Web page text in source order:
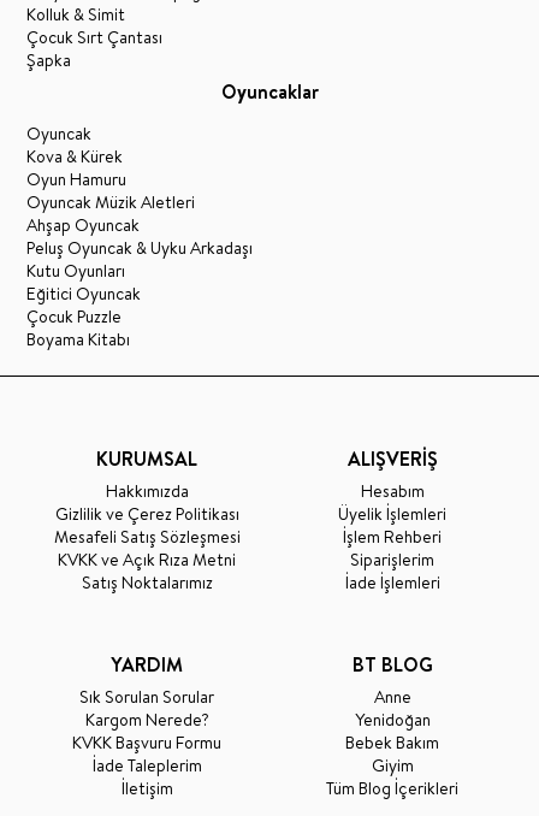
Kolluk & Simit
Çocuk Sırt Çantası
Şapka
Oyuncaklar
Oyuncak
Kova & Kürek
Oyun Hamuru
Oyuncak Müzik Aletleri
Ahşap Oyuncak
Peluş Oyuncak & Uyku Arkadaşı
Kutu Oyunları
Eğitici Oyuncak
Çocuk Puzzle
Boyama Kitabı
KURUMSAL
Hakkımızda
Gizlilik ve Çerez Politikası
Mesafeli Satış Sözleşmesi
KVKK ve Açık Rıza Metni
Satış Noktalarımız
ALIŞVERİŞ
Hesabım
Üyelik İşlemleri
İşlem Rehberi
Siparişlerim
İade İşlemleri
YARDIM
Sık Sorulan Sorular
Kargom Nerede?
KVKK Başvuru Formu
İade Taleplerim
İletişim
BT BLOG
Anne
Yenidoğan
Bebek Bakım
Giyim
Tüm Blog İçerikleri